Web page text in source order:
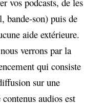
bande-son) puis de
aide extérieure.
verrons par la
qui consiste
sur une
audios est